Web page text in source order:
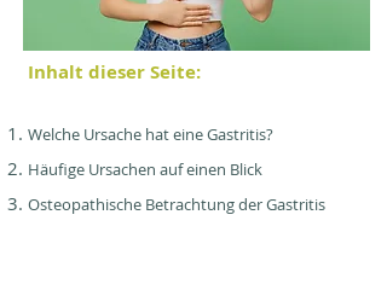
Inhalt dieser Seite:
Welche Ursache hat eine Gastritis?
Häufige Ursachen auf einen Blick
Osteopathische Betrachtung der Gastritis